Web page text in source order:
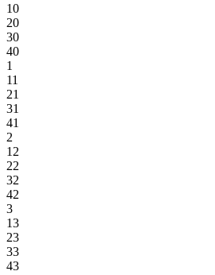
10
20
30
40
1
11
21
31
41
2
12
22
32
42
3
13
23
33
43